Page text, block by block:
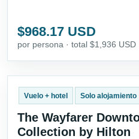
$968.17 USD
por persona · total $1,936 USD
Vuelo + hotel Solo alojamiento
The Wayfarer
Collection by Hilton